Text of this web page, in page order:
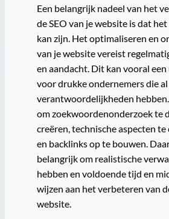
Een belangrijk nadeel van het
de SEO van je website is dat
kan zijn. Het optimaliseren en
van je website vereist
en aandacht. Dit kan vooral
voor drukke ondernemers die al
verantwoordelijkheden
om zoekwoordenonderzoek te
creëren, technische aspecten
en backlinks op te bouwen.
belangrijk om realistische
hebben en voldoende tijd en
wijzen aan het verbeteren van
website.